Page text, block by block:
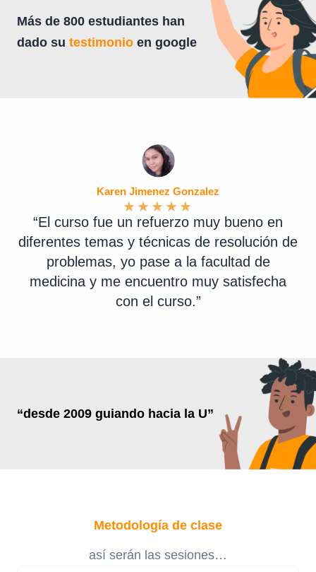
Más de 800 estudiantes han
dado su testimonio en google
Karen Jimenez Gonzalez
★★★★★
“El curso fue un refuerzo muy bueno en
diferentes temas y técnicas de resolución de
problemas, yo pase a la facultad de
medicina y me encuentro muy satisfecha
con el curso.”
“desde 2009 guiando hacia la U”
Metodología de clase
así serán las sesiones…